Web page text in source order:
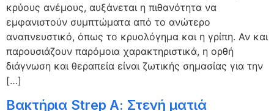
κρύους ανέμους, αυξάνεται η πιθανότητα να
εμφανιστούν συμπτώματα από το ανώτερο
αναπνευστικό, όπως το κρυολόγημα και η γρίπη. Αν και
παρουσιάζουν παρόμοια χαρακτηριστικά, η ορθή
διάγνωση και θεραπεία είναι ζωτικής σημασίας για την
[…]
Βακτήρια Strep A: Στενή ματιά